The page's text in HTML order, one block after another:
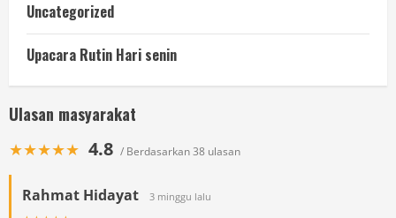
Uncategorized
Upacara Rutin Hari senin
Ulasan masyarakat
★★★★★ 4.8 / Berdasarkan 38 ulasan
Rahmat Hidayat 3 minggu lalu